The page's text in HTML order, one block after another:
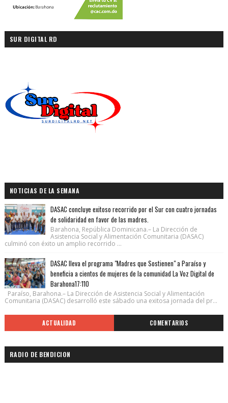
SUR DIGITAL RD
NOTICIAS DE LA SEMANA
DASAC concluye exitoso recorrido por el Sur con cuatro jornadas
de solidaridad en favor de las madres.
Barahona, República Dominicana.– La Dirección de
Asistencia Social y Alimentación Comunitaria (DASAC)
culminó con éxito un amplio recorrido ...
DASAC lleva el programa "Madres que Sostienen" a Paraíso y
beneficia a cientos de mujeres de la comunidad La Voz Digital de
Barahona17:110
Paraíso, Barahona.– La Dirección de Asistencia Social y Alimentación
Comunitaria (DASAC) desarrolló este sábado una exitosa jornada del pr...
ACTUALIDAD COMENTARIOS
RADIO DE BENDICION